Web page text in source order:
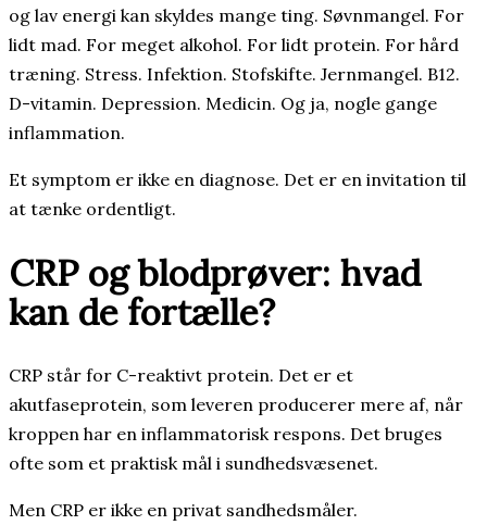
og lav energi kan skyldes mange ting. Søvnmangel. For
lidt mad. For meget alkohol. For lidt protein. For hård
træning. Stress. Infektion. Stofskifte. Jernmangel. B12.
D-vitamin. Depression. Medicin. Og ja, nogle gange
inflammation.
Et symptom er ikke en diagnose. Det er en invitation til
at tænke ordentligt.
CRP og blodprøver: hvad
kan de fortælle?
CRP står for C-reaktivt protein. Det er et
akutfaseprotein, som leveren producerer mere af, når
kroppen har en inflammatorisk respons. Det bruges
ofte som et praktisk mål i sundhedsvæsenet.
Men CRP er ikke en privat sandhedsmåler.